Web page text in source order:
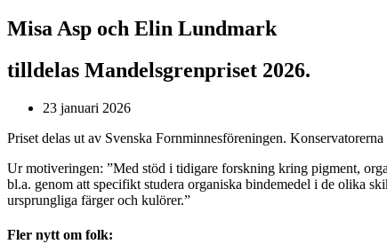
Misa Asp och Elin Lundmark
tilldelas Mandelsgrenpriset 2026.
23 januari 2026
Priset delas ut av Svenska Fornminnesföreningen.
Ur motiveringen: ”Med stöd i tidigare forskning kring pigment,
bl.a. genom att specifikt studera organiska bindemedel i de olika
ursprungliga färger och kulörer.”
Fler nytt om folk: